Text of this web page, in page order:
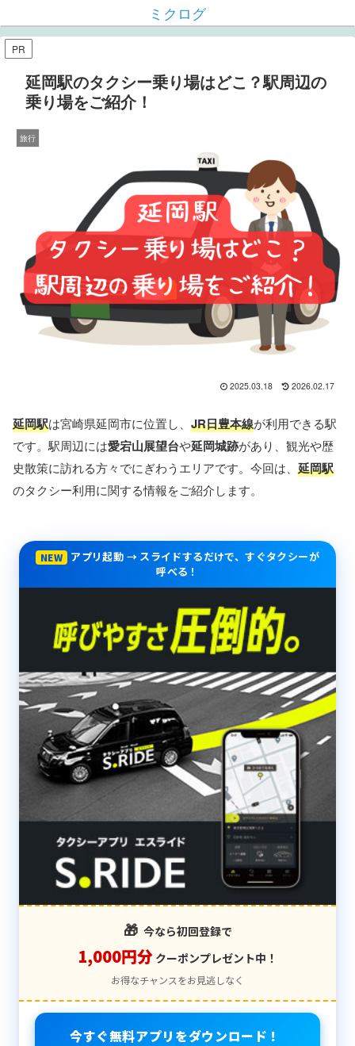
ミクログ
PR
延岡駅のタクシー乗り場はどこ？駅周辺の
乗り場をご紹介！
旅行
2025.03.18 2026.02.17
延岡駅は宮崎県延岡市に位置し、 JR日豊本線が利用できる駅
です。駅周辺には愛宕山展望台や延岡城跡があり、観光や歴
史散策に訪れる方々でにぎわうエリアです。今回は、 延岡駅
のタクシー利用に関する情報をご紹介します。
NEW
アプリ起動 → スライドするだけで、すぐタクシーが
呼べる！
🎁 今なら初回登録で
1,000円分 クーポンプレゼント中！
お得なチャンスをお見逃しなく
今すぐ無料アプリをダウンロード！